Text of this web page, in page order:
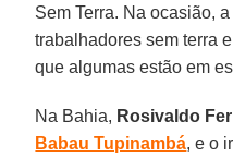
Sem Terra. Na ocasião, a
trabalhadores sem terra
que algumas estão em
Na Bahia, Rosivaldo
Babau Tupinambá, e o